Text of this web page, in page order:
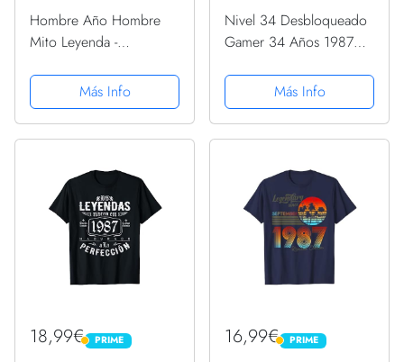
Hombre Año Hombre
Mito Leyenda -
Vintage 1987 Camiseta
Más Info
Nivel 34 Desbloqueado
Gamer 34 Años 1987
CamisetaMás Info
18,99€ PRIME
PRIME 16,99€ PRIME
PRIME